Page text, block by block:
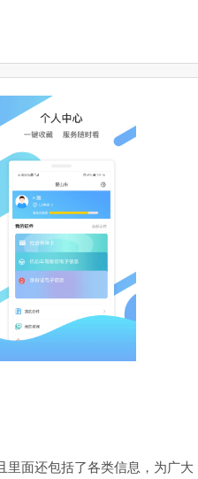
里面还包括了各类信息，为广大